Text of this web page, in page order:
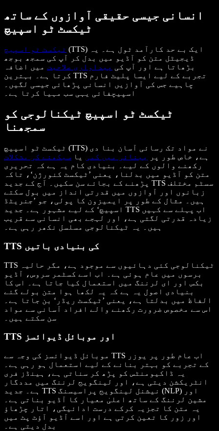
انسانی جیسی حقیقی آوازوں کے ساتھ
ٹیکسٹ ٹو اسپیچ
ٹیکسٹ ٹو اسپیچ (TTS) ایک بے حد کارآمد ٹول ہے۔ یہ
ڈیجیٹل متن کو آڈیو میں بدل کر آپ کی سمجھ بوجھ
بڑھاتا ہے اور آپ کی پیداواری صلاحیت میں اضافہ
کرتا ہے۔ بہترین TTS تجربے کے لیے ایسا پلیٹ فارم
چاہیے جس کی آوازیں انسانی پڑھائی جیسی لگیں۔
اسپیچفائی یہی سب مہیا کرتا ہے۔
ٹیکسٹ ٹو اسپیچ ٹیکنالوجی کو
سمجھنا
ٹیکسٹ ٹو اسپیچ (TTS) نے مواد تک رسائی آسان بنا دی
ہے، خاص طور پر
بینائی میں کمی یا سیکھنے کی مشکلات
رکھنے والوں کے لیے۔ بنیادی کام یہ ہے کہ تحریری
متن کو آڈیو میں بدلنا، یعنی ’ٹیکسٹ کنورژن‘، تاکہ
پڑھنے کے بجائے سن سکیں۔ آج کے جدید TTS سسٹم مختلف
زبانوں اور آوازوں میں قدرتی انداز میں بول سکتے
ہیں۔ مثال کے طور پر ایمیزون کا پولی، جو ’جنریٹڈ
اسپیچ‘ کے لیے مشہور ہے۔ جدید TTS اب پہلے سے کہیں
زیادہ قدرتی لگتی ہے، اور لہجے بھی انسانی سے قریب
ہیں۔ یہ ٹیکنالوجی مسلسل نکھر رہی ہے۔
TTS کی بنیادی باتیں
TTS ٹیکنالوجی کئی دہائیوں سے موجود ہے، مگر حالیہ
برسوں میں عام ہوئی ہے۔ اب اسے کسٹمر سروس، آڈیو
بکس اور ای لرننگ میں استعمال کیا جاتا ہے۔ اس کا
بنیادی اصول یہ ہے کہ یہ لکھا ہوا متن بولے گئے
الفاظ میں بدلتا ہے، یعنی ’ٹیکسٹ ریڈر‘ بن جاتا ہے۔
اس سے مخصوص ضرورت رکھنے والے افراد آسانی سے مواد
سن سکتے ہیں۔
TTS اور موبائل ڈیوائسز
موبائل ڈیوائسز کی وجہ سے TTS اب عام طور پر یوزر
کے تجربے کو بہتر بنانے کے لیے استعمال ہو رہی ہے۔
یہ ڈاکیومنٹس کو پڑھ کر سناتی ہے، ہینڈز فری
انٹریکشن دیتی ہے، اور لینگویج لرننگ میں مددگار
ہے۔ جدید TTS نیشنل لینگویج پراسیسنگ (NLP) اور
مشین لرننگ کے ساتھ اعلیٰ معیار کا آڈیو بناتی ہے۔
یہ متن کا تجزیہ کرکے درست ادائیگی، اتار چڑھاؤ
اور زور کا تعین کرتی ہے اور اسے آڈیو آؤٹ پٹ میں
بدل دیتی ہے۔